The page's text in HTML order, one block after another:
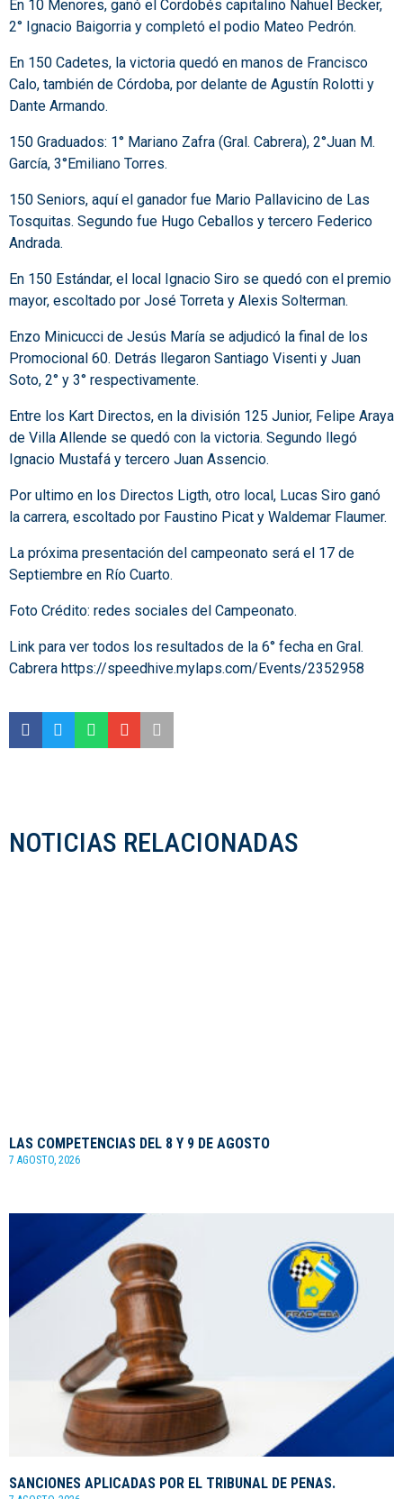
En 10 Menores, ganó el Cordobés capitalino Nahuel Becker,
2° Ignacio Baigorria y completó el podio Mateo Pedrón.
En 150 Cadetes, la victoria quedó en manos de Francisco
Calo, también de Córdoba, por delante de Agustín Rolotti y
Dante Armando.
150 Graduados: 1° Mariano Zafra (Gral. Cabrera), 2°Juan M.
García, 3°Emiliano Torres.
150 Seniors, aquí el ganador fue Mario Pallavicino de Las
Tosquitas. Segundo fue Hugo Ceballos y tercero Federico
Andrada.
En 150 Estándar, el local Ignacio Siro se quedó con el premio
mayor, escoltado por José Torreta y Alexis Solterman.
Enzo Minicucci de Jesús María se adjudicó la final de los
Promocional 60. Detrás llegaron Santiago Visenti y Juan
Soto, 2° y 3° respectivamente.
Entre los Kart Directos, en la división 125 Junior, Felipe Araya
de Villa Allende se quedó con la victoria. Segundo llegó
Ignacio Mustafá y tercero Juan Assencio.
Por ultimo en los Directos Ligth, otro local, Lucas Siro ganó
la carrera, escoltado por Faustino Picat y Waldemar Flaumer.
La próxima presentación del campeonato será el 17 de
Septiembre en Río Cuarto.
Foto Crédito: redes sociales del Campeonato.
Link para ver todos los resultados de la 6° fecha en Gral.
Cabrera https://speedhive.mylaps.com/Events/2352958
NOTICIAS RELACIONADAS
LAS COMPETENCIAS DEL 8 Y 9 DE AGOSTO
7 AGOSTO, 2026
SANCIONES APLICADAS POR EL TRIBUNAL DE PENAS.